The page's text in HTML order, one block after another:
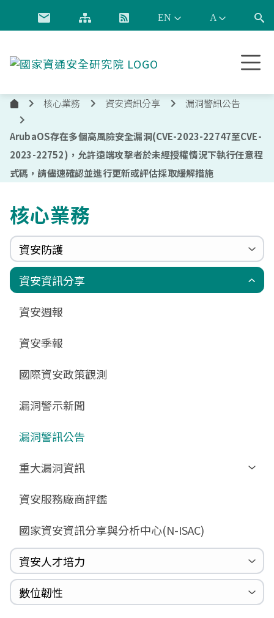
跳到主要內容
通
全
研
究
院
首
核心業務 資安資訊分享 漏洞警訊公告
ArubaOS存在多個高風險安全漏洞(CVE-2023-22747至CVE-
2023-22752)，允許遠端攻擊者於未經授權情況下執行任意程
式碼，請儘速確認並進行更新或評估採取緩解措施
核心業務
資安防護
政府組態基準(GCB)
更新消息
GCB說明文件
GCB部署資源
GCB終止支援
資通安全弱點通報機制(VANS)
申請作業表單
數位影片教材
FAQ
端點偵測及應變機制(EDR)
相關文件與表單
零信任架構(ZTA)
相關文件與表單
驗證進度
國家資安聯防監控中心(N-SOC)
國家資安通報應變中心(N-CERT)
資安資訊分享
資安週報
資安季報
國際資安政策觀測
漏洞警示新聞
漏洞警訊公告
重大漏洞資訊
Zerologon
MSHTML
Log4shell
WannaCrypt
Heartbleed
資安服務廠商評鑑
國家資安資訊分享與分析中心(N-ISAC)
資安人才培力
巡迴研討會
CCOE資安實戰人才培育計畫成果簡介
資安人才培訓服務網
資安系列競賽網站
數位韌性